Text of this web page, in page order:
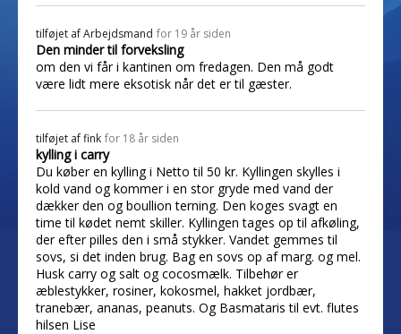
tilføjet afArbejdsmand for 19 år siden
Den minder til forveksling
om den vi får i kantinen om fredagen. Den må godt
være lidt mere eksotisk når det er til gæster.
tilføjet affink for 18 år siden
kylling i carry
Du køber en kylling i Netto til 50 kr. Kyllingen skylles i
kold vand og kommer i en stor gryde med vand der
dækker den og boullion terning. Den koges svagt en
time til kødet nemt skiller. Kyllingen tages op til afkøling,
der efter pilles den i små stykker. Vandet gemmes til
sovs, si det inden brug. Bag en sovs op af marg. og mel.
Husk carry og salt og cocosmælk. Tilbehør er
æblestykker, rosiner, kokosmel, hakket jordbær,
tranebær, ananas, peanuts. Og Basmataris til evt. flutes
hilsen Lise